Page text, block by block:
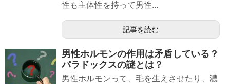
性も主体性を持って男性...
記事を読む
男性ホルモンの作用は矛盾している？
パラドックスの謎とは？
男性ホルモンって、毛を生えさせたり、濃